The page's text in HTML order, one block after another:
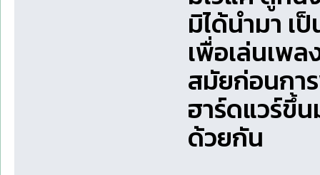
มิได้นำมา เ
เพื่อเล่นเพ
สมัยก่อนกา
ฮาร์ดแวร์ขึ้
ด้วยกัน